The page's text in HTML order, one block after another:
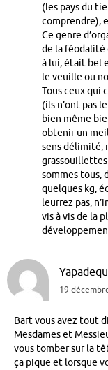
(les pays du
comprendre),
Ce genre
de la féodalité
à lui, était bel
le veuille ou
Tous ceux qui
(ils n’ont pas
bien même
obtenir un
sens délimité,
sommes tous,
quelques kg,
leurrez pas,
vis à vis de la
19
Bart vous avez tout
Mesdames et
vous tomber sur la
ça pique et lorsque